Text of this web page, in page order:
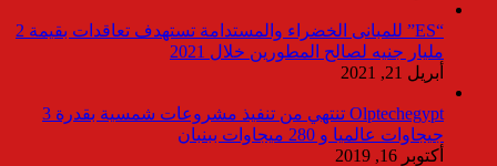
“ES” للمبانى الخضراء والمستدامة تستهدف تعاقدات بقيمة 2
مليار جنيه لصالح المطورين خلال 2021
أبريل 21, 2021
Olptechegypt تنتهي من تنفيذ مشروعات شمسية بقدرة 3
جيجاوات عالميا و 280 ميجاوات ببنبان
أكتوبر 16, 2019